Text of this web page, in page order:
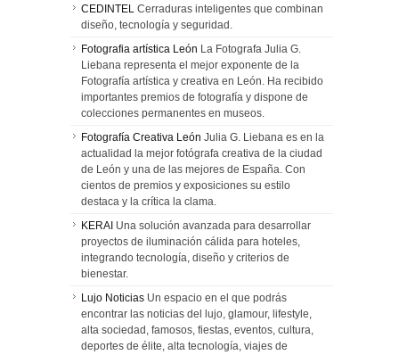
CEDINTEL Cerraduras inteligentes que combinan
diseño, tecnología y seguridad.
Fotografia artística León La Fotografa Julia G.
Liebana representa el mejor exponente de la
Fotografía artística y creativa en León. Ha recibido
importantes premios de fotografía y dispone de
colecciones permanentes en museos.
Fotografía Creativa León Julia G. Liebana es en la
actualidad la mejor fotógrafa creativa de la ciudad
de León y una de las mejores de España. Con
cientos de premios y exposiciones su estilo
destaca y la crítica la clama.
KERAI Una solución avanzada para desarrollar
proyectos de iluminación cálida para hoteles,
integrando tecnología, diseño y criterios de
bienestar.
Lujo Noticias Un espacio en el que podrás
encontrar las noticias del lujo, glamour, lifestyle,
alta sociedad, famosos, fiestas, eventos, cultura,
deportes de élite, alta tecnología, viajes de